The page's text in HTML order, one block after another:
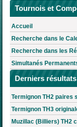
Tournois et
Accueil
Recherche dans le
Recherche dans les
Simultanés
Derniers résultats
Termignon TH2 paires
Termignon TH3
Muzillac (Billiers) TH2